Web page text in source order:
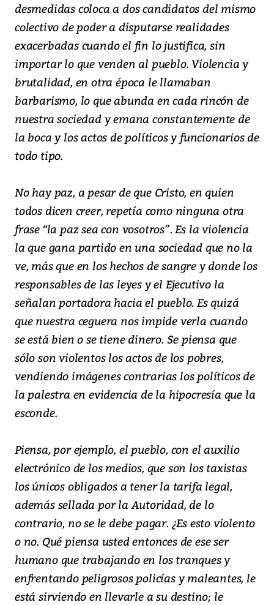
desmedidas coloca a dos candidatos del mismo
colectivo de poder a disputarse realidades
exacerbadas cuando el fin lo justifica, sin
importar lo que venden al pueblo. Violencia y
brutalidad, en otra época le llamaban
barbarismo, lo que abunda en cada rincón de
nuestra sociedad y emana constantemente de
la boca y los actos de políticos y funcionarios de
todo tipo.
No hay paz, a pesar de que Cristo, en quien
todos dicen creer, repetía como ninguna otra
frase “la paz sea con vosotros”. Es la violencia
la que gana partido en una sociedad que no la
ve, más que en los hechos de sangre y donde los
responsables de las leyes y el Ejecutivo la
señalan portadora hacia el pueblo. Es quizá
que nuestra ceguera nos impide verla cuando
se está bien o se tiene dinero. Se piensa que
sólo son violentos los actos de los pobres,
vendiendo imágenes contrarias los políticos de
la palestra en evidencia de la hipocresía que la
esconde.
Piensa, por ejemplo, el pueblo, con el auxilio
electrónico de los medios, que son los taxistas
los únicos obligados a tener la tarifa legal,
además sellada por la Autoridad, de lo
contrario, no se le debe pagar. ¿Es esto violento
o no. Qué piensa usted entonces de ese ser
humano que trabajando en los tranques y
enfrentando peligrosos policías y maleantes, le
está sirviendo en llevarle a su destino; le